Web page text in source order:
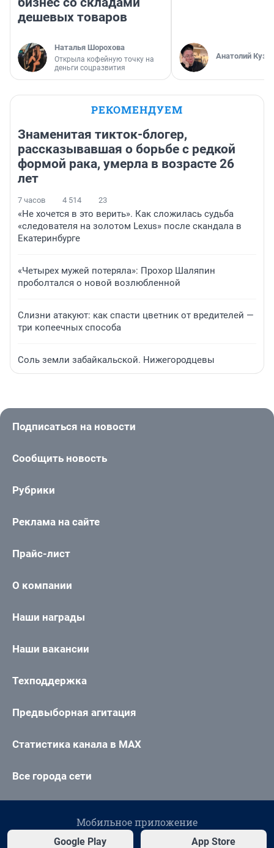
дешевых товаров
Наталья Шорохова
Открыла кофейную точку на
деньги соцразвития
Анатолий
РЕКОМЕНДУЕМ
Знаменитая тикток-блогер,
рассказывавшая о борьбе с редкой
формой рака, умерла в возрасте 26
лет
7 часов 4 514 23
«Не хочется в это верить». Как сложилась судьба
«следователя на золотом Lexus» после скандала в
Екатеринбурге
«Четырех мужей потеряла»: Прохор Шаляпин
проболтался о новой возлюбленной
Слизни атакуют: как спасти цветник от вредителей —
три копеечных способа
Соль земли забайкальской. Нижегородцевы
Подписаться на новости
Сообщить новость
Рубрики
Реклама на сайте
Прайс-лист
О компании
Наши награды
Наши вакансии
Техподдержка
Предвыборная агитация
Статистика канала в MAX
Все города сети
Мобильное приложение
Google Play App Store